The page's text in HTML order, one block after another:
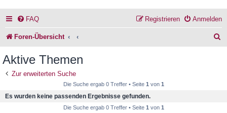
FAQ Anmelden
Registrieren
Foren-Übersicht
Aktive Themen
Zur erweiterten Suche
Die Suche ergab 0 Treffer • Seite 1 von 1
Es wurden keine passenden Ergebnisse gefunden.
Die Suche ergab 0 Treffer • Seite 1 von 1